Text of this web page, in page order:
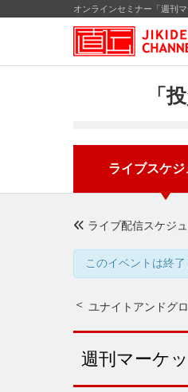
オンラインセミナー「週刊
「
ライブスケジ
ライブ配信スケジ
このイベントは終了
ユナイトアンドグ
週刊マーケ